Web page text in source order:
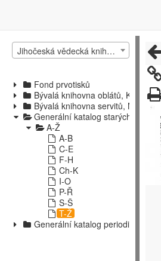
Jihočeská vědecká knihovna v Českých Budějovicích
Fond prvotisků
Bývalá knihovna oblátů, Kájov
Bývalá knihovna servitů, Nové
Generální katalog starých tisků
A-Ž
A-B
C-E
F-H
Ch-K
I-O
P-Ř
S-Š
T-Ž
Generální katalog periodik